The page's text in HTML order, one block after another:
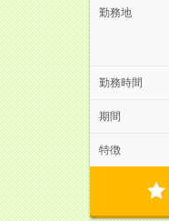
勤務地
勤務時間
期間
特徴